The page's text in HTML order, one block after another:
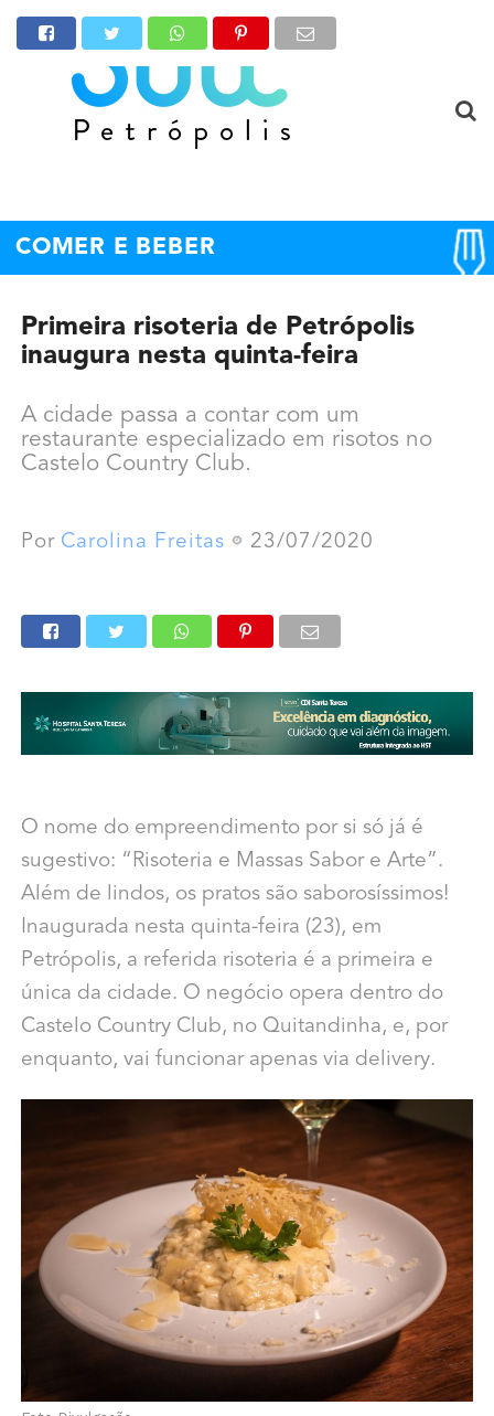
COMER E BEBER
Primeira risoteria de Petrópolis
inaugura nesta quinta-feira
A cidade passa a contar com um
restaurante especializado em risotos no
Castelo Country Club.
Por Carolina Freitas 23/07/2020
O nome do empreendimento por si só já é
sugestivo: “Risoteria e Massas Sabor e Arte”.
Além de lindos, os pratos são saborosíssimos!
Inaugurada nesta quinta-feira (23), em
Petrópolis, a referida risoteria é a primeira e
única da cidade. O negócio opera dentro do
Castelo Country Club, no Quitandinha, e, por
enquanto, vai funcionar apenas via delivery.